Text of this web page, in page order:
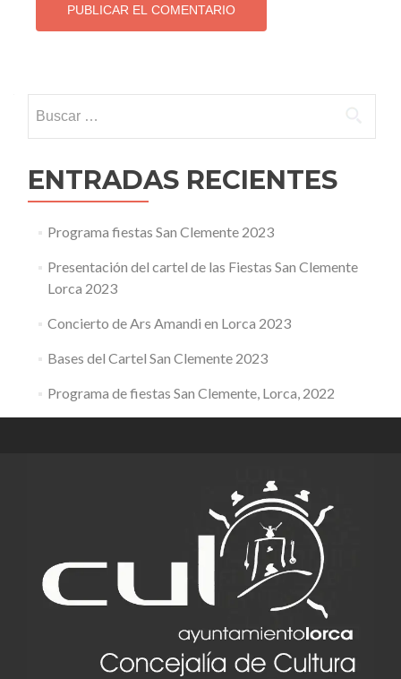
ENTRADAS RECIENTES
Programa fiestas San Clemente 2023
Presentación del cartel de las Fiestas San Clemente
Lorca 2023
Concierto de Ars Amandi en Lorca 2023
Bases del Cartel San Clemente 2023
Programa de fiestas San Clemente, Lorca, 2022